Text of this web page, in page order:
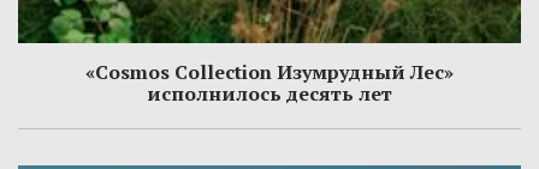
«Cosmos Collection Изумрудный Лес»
исполнилось десять лет